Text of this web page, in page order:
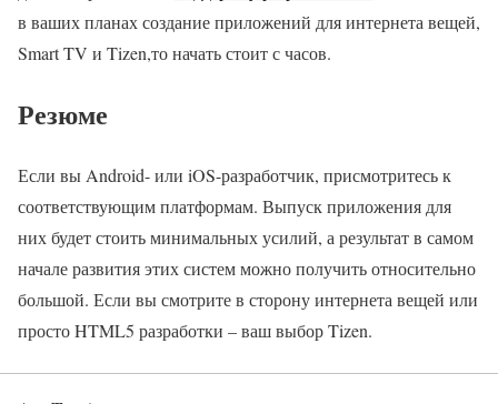
в ваших планах создание приложений для интернета вещей,
Smart TV и Tizen,то начать стоит с часов.
Резюме
Если вы Android- или iOS-разработчик, присмотритесь к
соответствующим платформам. Выпуск приложения для
них будет стоить минимальных усилий, а результат в самом
начале развития этих систем можно получить относительно
большой. Если вы смотрите в сторону интернета вещей или
просто HTML5 разработки – ваш выбор Tizen.